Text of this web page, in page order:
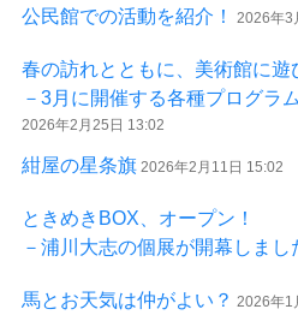
公民館での活動を紹介！
2026年3
春の訪れとともに、美術館に遊
－3月に開催する各種プログラ
2026年2月25日 13:02
紺屋の星条旗 2026年2月11日 15:02
ときめきBOX、オープン！
－浦川大志の個展が開幕しまし
馬とお天気は仲がよい？ 2026年1